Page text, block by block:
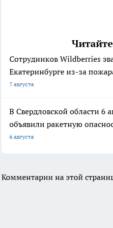
Сотрудников Wildberries
Екатеринбурге из-за
7 августа
В Свердловской области 6
объявили ракетную
6 августа
Комментарии на этой